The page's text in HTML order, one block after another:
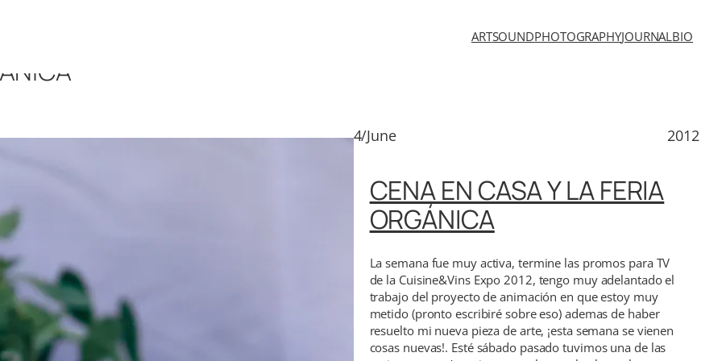
ARTSOUNDPHOTOGRAPHYJOURNALBIO
4/June 2012
CENA EN CASA Y LA FERIA
ORGÁNICA
La semana fue muy activa, termine las promos para TV
de la Cuisine&Vins Expo 2012, tengo muy adelantado el
trabajo del proyecto de animación en que estoy muy
metido (pronto escribiré sobre eso) ademas de haber
resuelto mi nueva pieza de arte, ¡esta semana se vienen
cosas nuevas!. Esté sábado pasado tuvimos una de las